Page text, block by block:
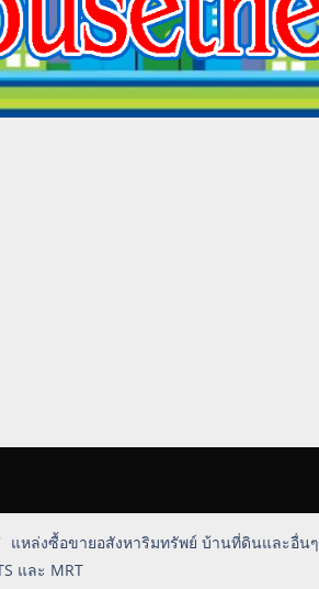
แหล่งซื้อขายอสังหาริมทรัพย์ บ้านที่ดินและอื่นๆ
และ MRT